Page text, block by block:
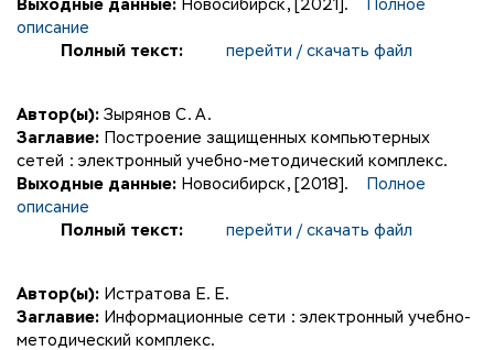
Выходные данные: Новосибирск, [2021].
Полное
описание
Полный текст:
перейти / скачать файл
Автор(ы): Зырянов С. А.
Заглавие: Построение защищенных компьютерных
сетей : электронный учебно-методический комплекс.
Выходные данные: Новосибирск, [2018].
Полное
описание
Полный текст:
перейти / скачать файл
Автор(ы): Истратова Е. Е.
Заглавие: Информационные сети : электронный учебно-
методический комплекс.